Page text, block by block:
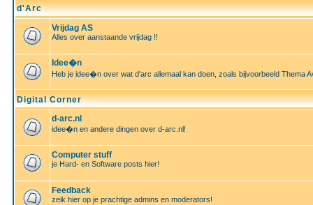
d'Arc
Vrijdag AS
Alles over aanstaande vrijdag !!
Idee�n
Heb je idee�n over wat d'arc allemaal kan doen, zoals bijvoorbeeld Thema
Digital Corner
d-arc.nl
idee�n en andere dingen over d-arc.nl!
Computer stuff
je Hard- en Software posts hier!
Feedback
zeik hier op je prachtige admins en moderators!